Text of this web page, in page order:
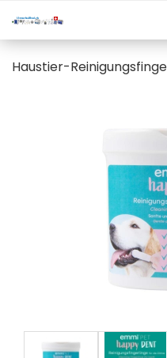
Haustier-